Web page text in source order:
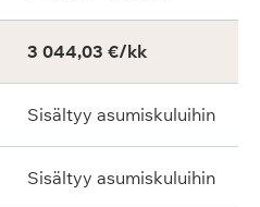
3 044,03 €/kk
Sisältyy asumiskuluihin
Sisältyy asumiskuluihin